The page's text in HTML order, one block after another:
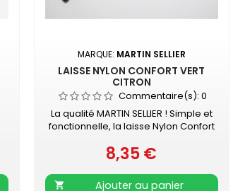
MARQUE: MARTIN SELLIER
LAISSE NYLON CONFORT VERT
CITRON
Commentaire(s):0
La qualité MARTIN SELLIER ! Simple et
fonctionnelle, la laisse Nylon Confort
promenades en toute sécurité.
Laisse en nylon, robuste et résistante
Poignée renforcée pour plus de
Prix
8,35 €

Ajouter au panier